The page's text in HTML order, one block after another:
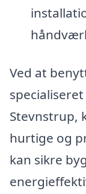
Ved at
Stevnstrup,
hurtige og
kan sikre